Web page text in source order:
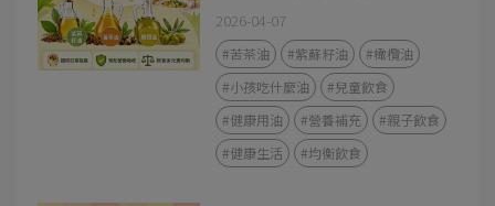
2026-04-07
#苦茶油 #紫蘇籽油
#橄欖油
#小孩吃什麼油
#兒童飲食
#健康用油
#營養補充
#親子飲食
#健康生活
#均衡飲食